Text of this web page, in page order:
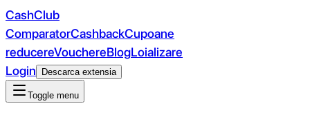
CashClub
ComparatorCashbackCupoane
reducereVouchereBlogLoializare
Login
Descarca extensia
Toggle menu